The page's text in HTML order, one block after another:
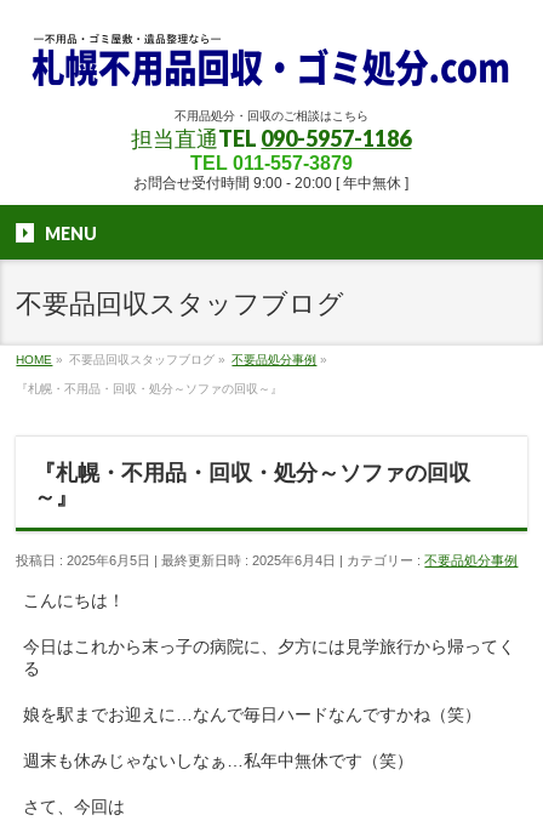
不用品処分・回収のご相談はこちら
担当直通TEL 090-5957-1186
TEL 011-557-3879
お問合せ受付時間 9:00 - 20:00 [ 年中無休 ]
MENU
不要品回収スタッフブログ
HOME » 不要品回収スタッフブログ » 不要品処分事例 »
『札幌・不用品・回収・処分～ソファの回収～』
『札幌・不用品・回収・処分～ソファの回収
～』
投稿日 : 2025年6月5日 最終更新日時 : 2025年6月4日 カテゴリー :不要品処分事例
こんにちは！
今日はこれから末っ子の病院に、夕方には見学旅行から帰ってく
る
娘を駅までお迎えに…なんで毎日ハードなんですかね（笑）
週末も休みじゃないしなぁ…私年中無休です（笑）
さて、今回は